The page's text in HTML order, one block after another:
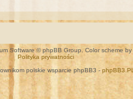
Software © phpBB Group. Color scheme by
Polityka prywatności
polskie wsparcie phpBB3 - phpBB3.PL